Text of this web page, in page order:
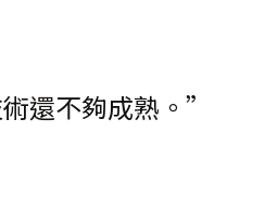
還不夠成熟。”